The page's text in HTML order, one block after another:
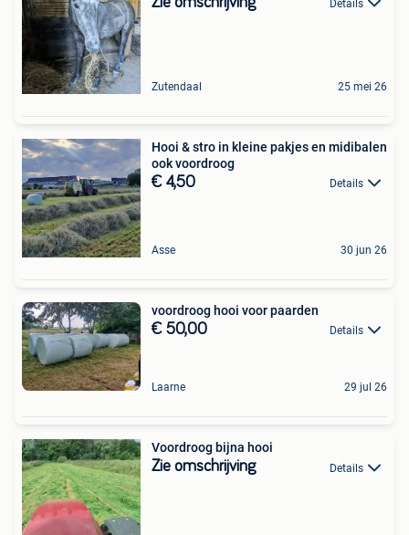
Details
Zutendaal 25 mei 26
Hooi & stro in kleine pakjes en midibalen
ook voordroog
€ 4,50 Details
Asse 30 jun 26
voordroog hooi voor paarden
€ 50,00 Details
Laarne 29 jul 26
Voordroog bijna hooi
Zie omschrijving Details